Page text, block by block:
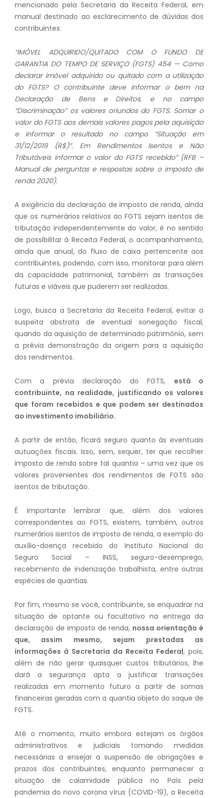
mencionado pela Secretaria da Receita Federal, em
manual destinado ao esclarecimento de dúvidas dos
contribuintes:
“IMÓVEL ADQUIRIDO/QUITADO COM O FUNDO DE
GARANTIA DO TEMPO DE SERVIÇO (FGTS) 454 — Como
declarar imóvel adquirido ou quitado com a utilização
do FGTS? O contribuinte deve informar o bem na
Declaração de Bens e Direitos, e no campo
“Discriminação” os valores oriundos do FGTS. Somar o
valor do FGTS aos demais valores pagos pela aquisição
e informar o resultado no campo ”Situação em
31/12/2019 (R$)”. Em Rendimentos Isentos e Não
Tributáveis informar o valor do FGTS recebido” (RFB –
Manual de perguntas e respostas sobre o imposto de
renda 2020).
A exigência da declaração de imposto de renda, ainda
que os numerários relativos ao FGTS sejam isentos de
tributação independentemente do valor, é no sentido
de possibilitar à Receita Federal, o acompanhamento,
ainda que anual, do fluxo de caixa pertencente aos
contribuintes, podendo, com isso, monitorar para além
da capacidade patrimonial, também as transações
futuras e viáveis que puderem ser realizadas.
Logo, busca a Secretaria da Receita Federal, evitar a
suspeita abstrata de eventual sonegação fiscal,
quando da aquisição de determinado patrimônio, sem
a prévia demonstração da origem para a aquisição
dos rendimentos.
Com a prévia declaração do FGTS, está o
contribuinte, na realidade, justificando os valores
que foram recebidos e que podem ser destinados
ao investimento imobiliário.
A partir de então, ficará seguro quanto às eventuais
autuações fiscais. Isso, sem, sequer, ter que recolher
imposto de renda sobre tal quantia – uma vez que os
valores provenientes dos rendimentos de FGTS são
isentos de tributação.
É importante lembrar que, além dos valores
correspondentes ao FGTS, existem, também, outros
numerários isentos de imposto de renda, a exemplo do
auxílio-doença recebido do Instituto Nacional do
Seguro Social – INSS, seguro-desemprego,
recebimento de indenização trabalhista, entre outras
espécies de quantias.
Por fim, mesmo se você, contribuinte, se enquadrar na
situação de optante ou facultativo na entrega da
declaração de imposto de renda, nossa orientação é
que, assim mesmo, sejam prestadas as
informações à Secretaria da Receita Federal, pois,
além de não gerar quaisquer custos tributários, lhe
dará a segurança apta a justificar transações
realizadas em momento futuro a partir de somas
financeiras geradas com a quantia objeto do saque de
FGTS.
Até o momento, muito embora estejam os órgãos
administrativos e judiciais tomando medidas
necessárias a ensejar a suspensão de obrigações e
prazos dos contribuintes, enquanto permanecer a
situação de calamidade pública no País pela
pandemia do novo corona vírus (COVID-19), a Receita